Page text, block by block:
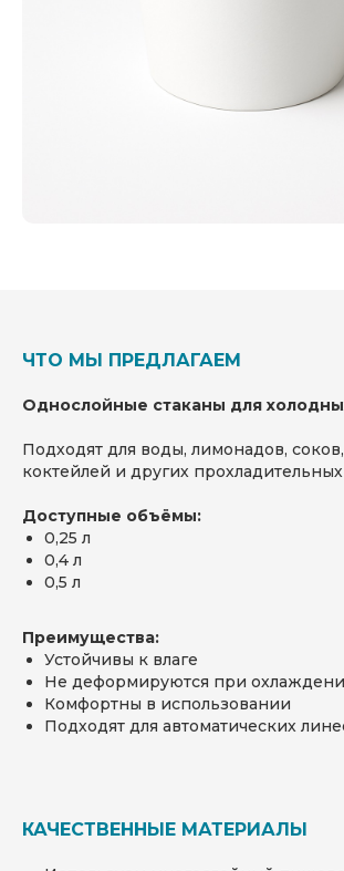
ЧТО МЫ ПРЕДЛАГАЕМ
Однослойные стаканы для
Подходят для воды, лимонадов,
коктейлей и других
Доступные объёмы:
0,25 л
0,4 л
0,5 л
Преимущества:
Устойчивы к влаге
Не деформируются при
Комфортны в использовании
Подходят для автоматических
КАЧЕСТВЕННЫЕ МАТЕРИАЛЫ